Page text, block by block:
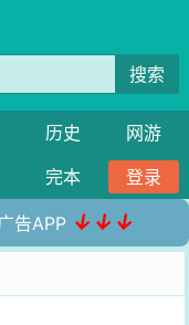
搜索
历史
网游
完本 登录
告APP ↓↓↓